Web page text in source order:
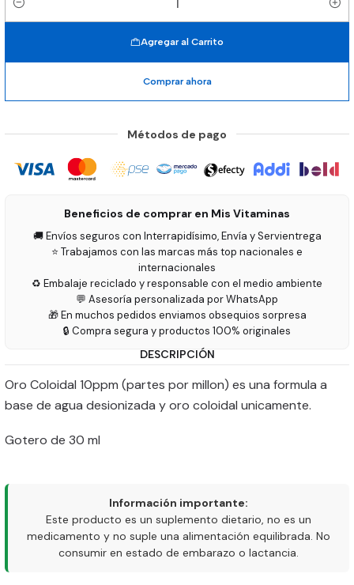
Cantidad
Agregar al Carrito
Comprar ahora
Métodos de pago
Beneficios de comprar en Mis Vitaminas
🚚 Envíos seguros con Interrapidísimo, Envía y Servientrega
⭐ Trabajamos con las marcas más top nacionales e
internacionales
♻️ Embalaje reciclado y responsable con el medio ambiente
💬 Asesoría personalizada por WhatsApp
🎁 En muchos pedidos enviamos obsequios sorpresa
🔒 Compra segura y productos 100% originales
DESCRIPCIÓN
Oro Coloidal 10ppm (partes por millon) es una formula a
base de agua desionizada y oro coloidal unicamente.
Gotero de 30 ml
Información importante:
Este producto es un suplemento dietario, no es un
medicamento y no suple una alimentación equilibrada. No
consumir en estado de embarazo o lactancia.